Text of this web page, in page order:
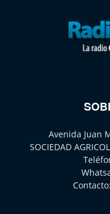
Avenida Juan
SOCIEDAD
Contacto: